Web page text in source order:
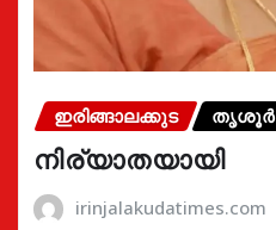
ഇരിങ്ങാലക്കുട തൃശൂർ
നിര്യാതയായി
irinjalakudatimes.com